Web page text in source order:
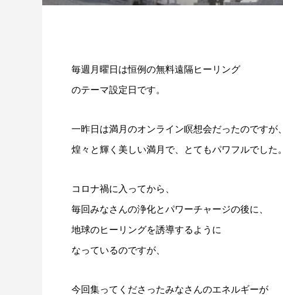
毎週月曜日は恒例の無料遠隔ヒーリング
のテーマ設定日です。
一昨日は満月のオンライン瞑想会だったのですが、
煌々と輝く美しい満月で、とてもパワフルでした。
コロナ禍に入ってから、
毎回みなさんの浄化とパワーチャージの後に、
地球のヒーリングを誘導するように
なっているのですが、
今回集ってくださったみなさんのエネルギーが